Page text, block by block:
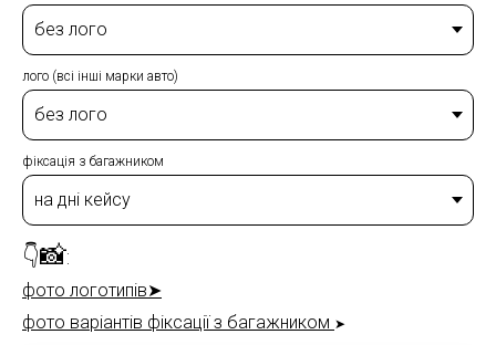
лого (всі інші марки авто)
фіксація з багажником
👇📸:
фото логотипів➤
фото варіантів фіксації з багажником ➤